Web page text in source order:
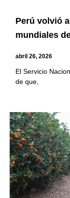
Perú volvió
mundiales
abril 26, 2026
El Servicio
de que,